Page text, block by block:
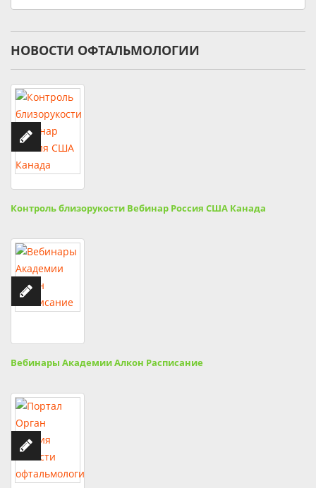
НОВОСТИ ОФТАЛЬМОЛОГИИ
Контроль близорукости Вебинар Россия США Канада
Вебинары Академии Алкон Расписание